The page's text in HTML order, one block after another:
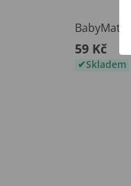
59 Kč
Skladem